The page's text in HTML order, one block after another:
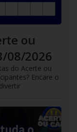
ou
08/2026
do Acerte ou
Encare o